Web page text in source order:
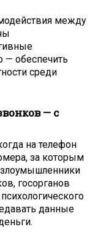
между
— обеспечить
среди
— с
на телефон
за которым
госорганов
данные